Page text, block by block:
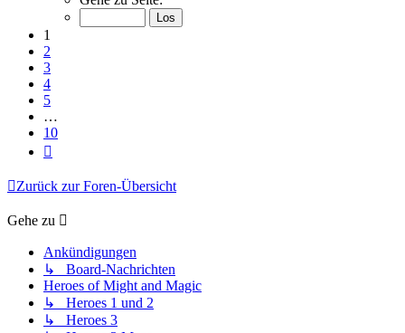
von
1
2
3
4
5
…
10
Zurück zur Foren-Übersicht
Gehe zu
Ankündigungen
↳ Board-Nachrichten
Heroes of Might and Magic
↳ Heroes 1 und 2
↳ Heroes 3